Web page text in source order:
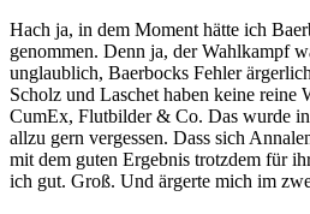
Hach ja, in dem Moment hätte ich
genommen. Denn ja, der Wahlkampf
unglaublich, Baerbocks Fehler
Scholz und Laschet haben keine reine
CumEx, Flutbilder & Co. Das wurde
allzu gern vergessen. Dass sich
mit dem guten Ergebnis trotzdem für
ich gut. Groß. Und ärgerte mich im